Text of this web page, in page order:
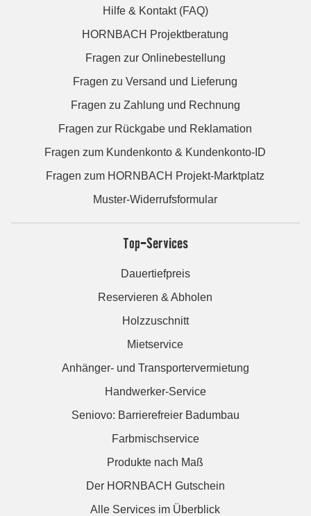
Hilfe & Kontakt (FAQ)
HORNBACH Projektberatung
Fragen zur Onlinebestellung
Fragen zu Versand und Lieferung
Fragen zu Zahlung und Rechnung
Fragen zur Rückgabe und Reklamation
Fragen zum Kundenkonto & Kundenkonto-ID
Fragen zum HORNBACH Projekt-Marktplatz
Muster-Widerrufsformular
Top-Services
Dauertiefpreis
Reservieren & Abholen
Holzzuschnitt
Mietservice
Anhänger- und Transportervermietung
Handwerker-Service
Seniovo: Barrierefreier Badumbau
Farbmischservice
Produkte nach Maß
Der HORNBACH Gutschein
Alle Services im Überblick